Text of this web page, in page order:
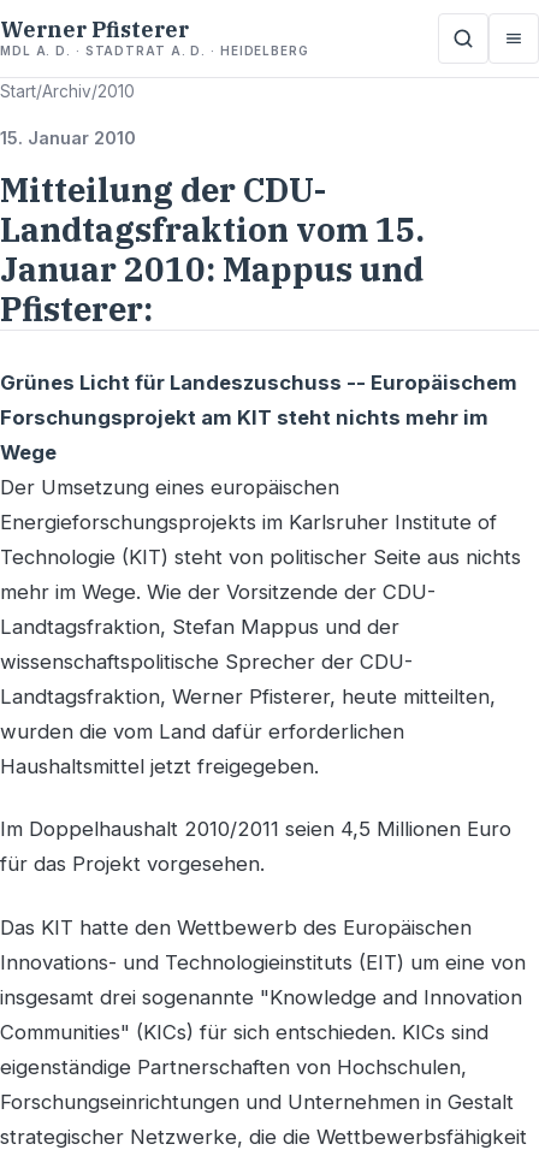
Werner Pfisterer
MDL A. D. · STADTRAT A. D. · HEIDELBERG
Start/Archiv/2010
15. Januar 2010
Mitteilung der CDU-
Landtagsfraktion vom 15.
Januar 2010: Mappus und
Pfisterer:
Grünes Licht für Landeszuschuss -- Europäischem
Forschungsprojekt am KIT steht nichts mehr im
Wege
Der Umsetzung eines europäischen
Energieforschungsprojekts im Karlsruher Institute of
Technologie (KIT) steht von politischer Seite aus nichts
mehr im Wege. Wie der Vorsitzende der CDU-
Landtagsfraktion, Stefan Mappus und der
wissenschaftspolitische Sprecher der CDU-
Landtagsfraktion, Werner Pfisterer, heute mitteilten,
wurden die vom Land dafür erforderlichen
Haushaltsmittel jetzt freigegeben.
Im Doppelhaushalt 2010/2011 seien 4,5 Millionen Euro
für das Projekt vorgesehen.
Das KIT hatte den Wettbewerb des Europäischen
Innovations- und Technologieinstituts (EIT) um eine von
insgesamt drei sogenannte "Knowledge and Innovation
Communities" (KICs) für sich entschieden. KICs sind
eigenständige Partnerschaften von Hochschulen,
Forschungseinrichtungen und Unternehmen in Gestalt
strategischer Netzwerke, die die Wettbewerbsfähigkeit